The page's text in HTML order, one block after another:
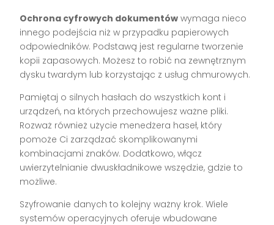
Ochrona cyfrowych dokumentów wymaga nieco
innego podejścia niż w przypadku papierowych
odpowiedników. Podstawą jest regularne tworzenie
kopii zapasowych. Możesz to robić na zewnętrznym
dysku twardym lub korzystając z usług chmurowych.
Pamiętaj o silnych hasłach do wszystkich kont i
urządzeń, na których przechowujesz ważne pliki.
Rozważ również użycie menedżera haseł, który
pomoże Ci zarządzać skomplikowanymi
kombinacjami znaków. Dodatkowo, włącz
uwierzytelnianie dwuskładnikowe wszędzie, gdzie to
możliwe.
Szyfrowanie danych to kolejny ważny krok. Wiele
systemów operacyjnych oferuje wbudowane